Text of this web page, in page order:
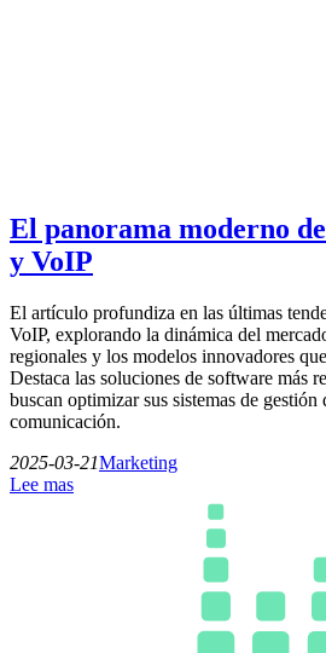
El panorama moderno
y VoIP
El artículo profundiza en las últimas
VoIP, explorando la dinámica del
regionales y los modelos innovadores
Destaca las soluciones de software más
buscan optimizar sus sistemas de gestión
comunicación.
2025-03-21Marketing
Lee mas